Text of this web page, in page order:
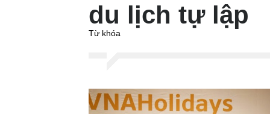
du lịch tự lập
Từ khóa